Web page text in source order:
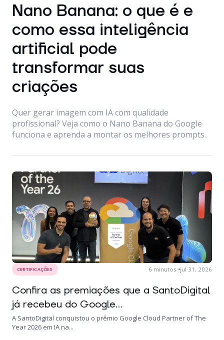
Nano Banana: o que é e
como essa inteligência
artificial pode
transformar suas
criações
Quer gerar imagem com IA com qualidade
profissional? Veja como o Nano Banana do Google
funciona e aprenda a montar os melhores prompts.
CERTIFICAÇÕES 6 minutos jul 31, 2026
Confira as premiações que a SantoDigital
já recebeu do Google...
A SantoDigital conquistou o prêmio Google Cloud Partner of The
Year 2026 em IA na...